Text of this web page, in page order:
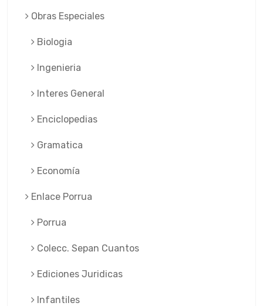
Obras Especiales
Biologia
Ingenieria
Interes General
Enciclopedias
Gramatica
Economía
Enlace Porrua
Porrua
Colecc. Sepan Cuantos
Ediciones Juridicas
Infantiles